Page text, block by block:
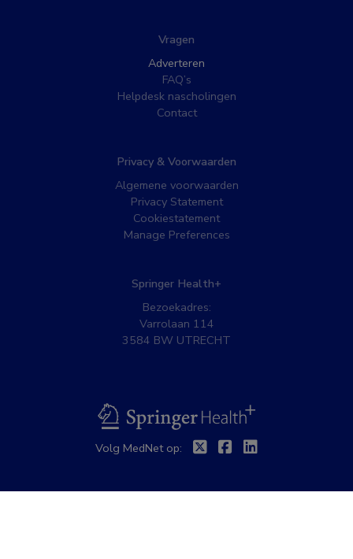
Vragen
Adverteren
FAQ’s
Helpdesk nascholingen
Contact
Privacy & Voorwaarden
Algemene voorwaarden
Privacy Statement
Cookiestatement
Manage Preferences
Springer Health+
Bezoekadres:
Varrolaan 114
3584 BW UTRECHT
BSL
Volg MedNet op: TwitterFacebook
Linkedin